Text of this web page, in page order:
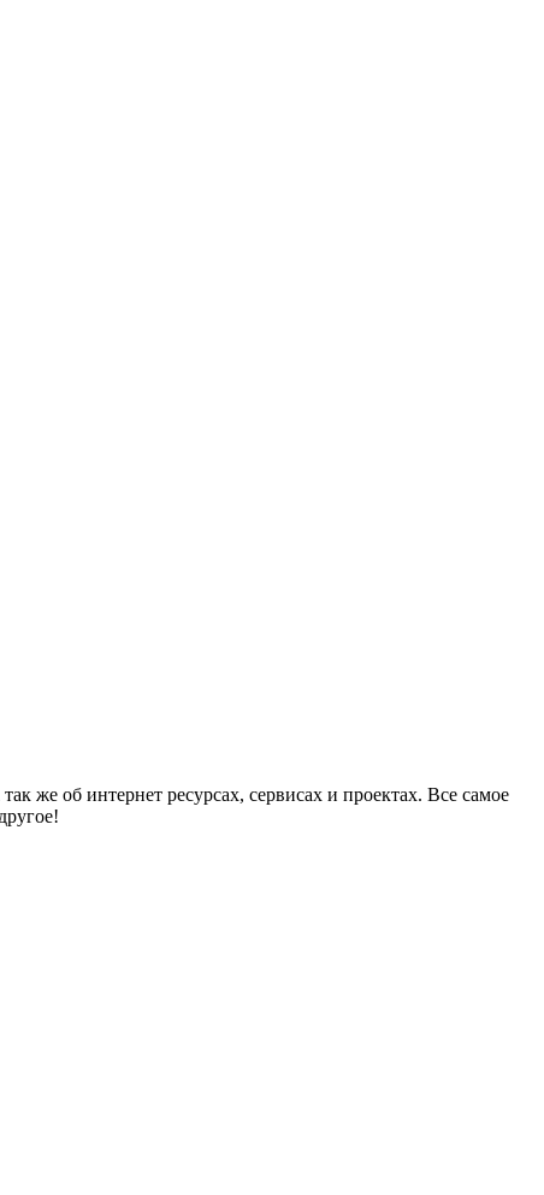
же об интернет ресурсах, сервисах и проектах. Все самое